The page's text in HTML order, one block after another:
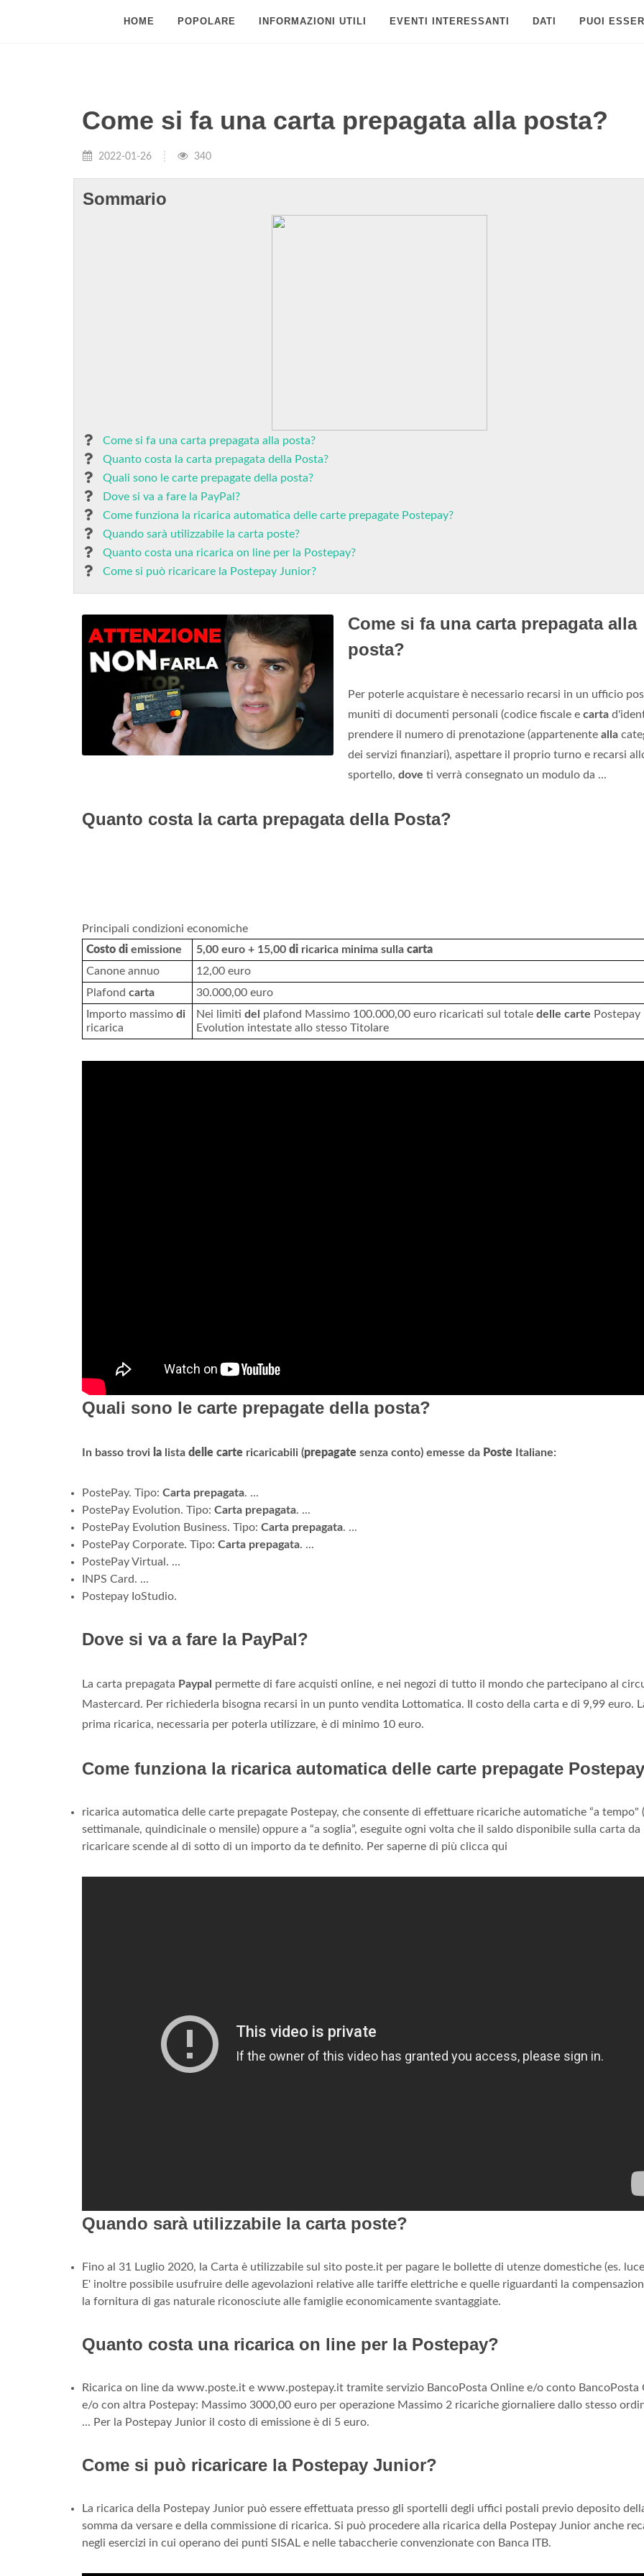
HOME POPOLARE INFORMAZIONI UTILI EVENTI INTERESSANTI DATI PUOI
Come si fa una carta prepagata alla posta?
2022-01-26 340
Sommario
Come si fa una carta prepagata alla posta?
Quanto costa la carta prepagata della Posta?
Quali sono le carte prepagate della posta?
Dove si va a fare la PayPal?
Come funziona la ricarica automatica delle carte prepagate Postepay?
Quando sarà utilizzabile la carta poste?
Quanto costa una ricarica on line per la Postepay?
Come si può ricaricare la Postepay Junior?
Come si fa una carta prepagata alla
posta?
Per poterle acquistare è necessario recarsi in un ufficio
muniti di documenti personali (codice fiscale e carta
prendere il numero di prenotazione (appartenente alla
dei servizi finanziari), aspettare il proprio turno e recarsi
sportello, dove ti verrà consegnato un modulo da ...
Quanto costa la carta prepagata della Posta?
Principali condizioni economiche
Costo di emissione 5,00 euro + 15,00 di ricarica minima sulla carta
Canone annuo
12,00 euro
Plafond carta
30.000,00 euro
Importo massimo di
ricarica
Nei limiti del plafond Massimo 100.000,00 euro ricaricati sul totale delle carte Postepay
Evolution intestate allo stesso Titolare
Quali sono le carte prepagate della posta?
In basso trovi la lista delle carte ricaricabili (prepagate senza conto) emesse da Poste Italiane:
PostePay. Tipo: Carta prepagata. ...
PostePay Evolution. Tipo: Carta prepagata. ...
PostePay Evolution Business. Tipo: Carta prepagata. ...
PostePay Corporate. Tipo: Carta prepagata. ...
PostePay Virtual. ...
INPS Card. ...
Postepay IoStudio.
Dove si va a fare la PayPal?
La carta prepagata Paypal permette di fare acquisti online, e nei negozi di tutto il mondo che partecipano al
Mastercard. Per richiederla bisogna recarsi in un punto vendita Lottomatica. Il costo della carta e di 9,99 euro.
prima ricarica, necessaria per poterla utilizzare, è di minimo 10 euro.
Come funziona la ricarica automatica delle carte prepagate
ricarica automatica delle carte prepagate Postepay, che consente di effettuare ricariche automatiche “a tempo"
settimanale, quindicinale o mensile) oppure a “a soglia”, eseguite ogni volta che il saldo disponibile sulla carta da
ricaricare scende al di sotto di un importo da te definito. Per saperne di più clicca qui
Quando sarà utilizzabile la carta poste?
Fino al 31 Luglio 2020, la Carta è utilizzabile sul sito poste.it per pagare le bollette di utenze domestiche (es.
E' inoltre possibile usufruire delle agevolazioni relative alle tariffe elettriche e quelle riguardanti la
la fornitura di gas naturale riconosciute alle famiglie economicamente svantaggiate.
Quanto costa una ricarica on line per la Postepay?
Ricarica on line da www.poste.it e www.postepay.it tramite servizio BancoPosta Online e/o conto BancoPosta
e/o con altra Postepay: Massimo 3000,00 euro per operazione Massimo 2 ricariche giornaliere dallo stesso
... Per la Postepay Junior il costo di emissione è di 5 euro.
Come si può ricaricare la Postepay Junior?
La ricarica della Postepay Junior può essere effettuata presso gli sportelli degli uffici postali previo deposito
somma da versare e della commissione di ricarica. Si può procedere alla ricarica della Postepay Junior anche
negli esercizi in cui operano dei punti SISAL e nelle tabaccherie convenzionate con Banca ITB.